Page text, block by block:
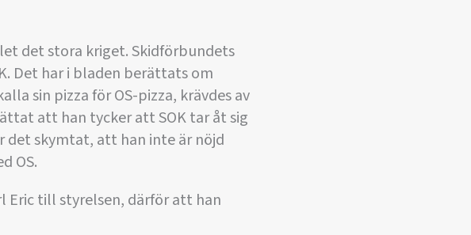
det stora kriget. Skidförbundets
Det har i bladen berättats om
sin pizza för OS-pizza, krävdes av
att han tycker att SOK tar åt sig
det skymtat, att han inte är nöjd
OS.
Eric till styrelsen, därför att han